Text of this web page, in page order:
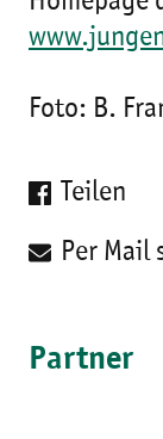
Foto: B.
Teilen
Per Mail
Partner